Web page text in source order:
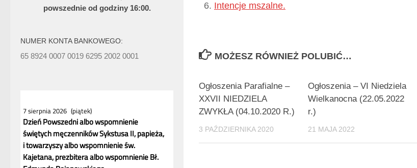
Intencje mszalne.
MOŻESZ RÓWNIEŻ POLUBIĆ…
Ogłoszenia Parafialne –
XXVII NIEDZIELA
ZWYKŁA (04.10.2020 R.)
3 PAŹDZIERNIKA 2020
Ogłoszenia – VI Niedziela
Wielkanocna (22.05.2022
r.)
21 MAJA 2022
powszednie od godziny 16:00.
NUMER KONTA BANKOWEGO:
65 8924 0007 0019 6295 2002 0001